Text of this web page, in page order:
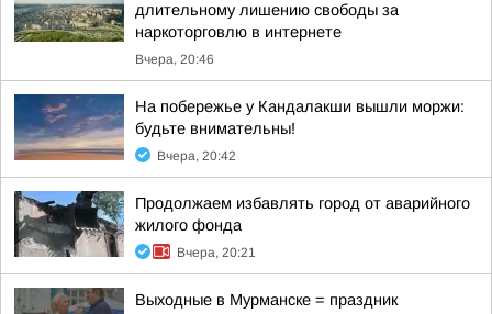
длительному лишению свободы за
наркоторговлю в интернете
Вчера, 20:46
На побережье у Кандалакши вышли моржи:
будьте внимательны!
Вчера, 20:42
Продолжаем избавлять город от аварийного
жилого фонда
Вчера, 20:21
Выходные в Мурманске = праздник